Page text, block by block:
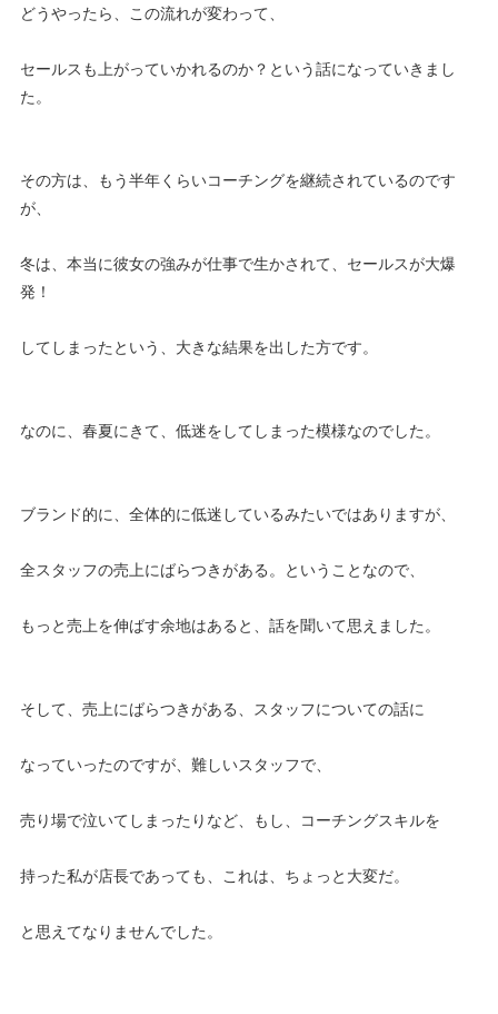
どうやったら、この流れが変わって、
セールスも上がっていかれるのか？という話になっていきまし
た。
その方は、もう半年くらいコーチングを継続されているのです
が、
冬は、本当に彼女の強みが仕事で生かされて、セールスが大爆
発！
してしまったという、大きな結果を出した方です。
なのに、春夏にきて、低迷をしてしまった模様なのでした。
ブランド的に、全体的に低迷しているみたいではありますが、
全スタッフの売上にばらつきがある。ということなので、
もっと売上を伸ばす余地はあると、話を聞いて思えました。
そして、売上にばらつきがある、スタッフについての話に
なっていったのですが、難しいスタッフで、
売り場で泣いてしまったりなど、もし、コーチングスキルを
持った私が店長であっても、これは、ちょっと大変だ。
と思えてなりませんでした。